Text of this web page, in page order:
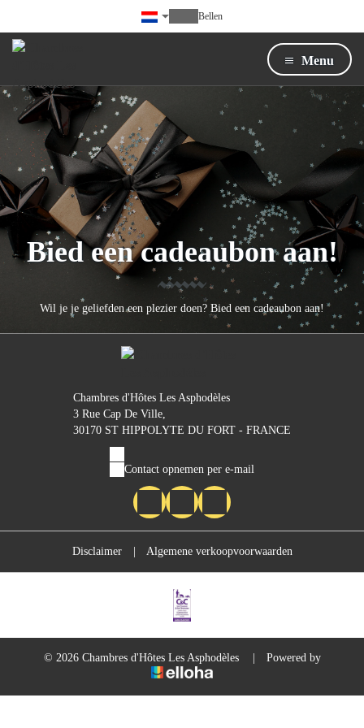
Bellen
Menu
Bied een cadeaubon aan!
Wil je je geliefden een plezier doen? Bied een cadeaubon aan!
Chambres d'Hôtes Les Asphodèles
3 Rue Cap De Ville,
30170 ST HIPPOLYTE DU FORT - FRANCE
Contact opnemen per e-mail
Disclaimer Algemene verkoopvoorwaarden
© 2026 Chambres d'Hôtes Les Asphodèles Powered by